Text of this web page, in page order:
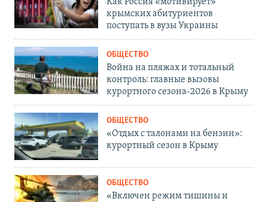
Как Россия «мотивирует»
крымских абитуриентов
поступать в вузы Украины
ОБЩЕСТВО
Война на пляжах и тотальный
контроль: главные вызовы
курортного сезона-2026 в Крыму
ОБЩЕСТВО
«Отдых с талонами на бензин»:
курортный сезон в Крыму
ОБЩЕСТВО
«Включен режим тишины и